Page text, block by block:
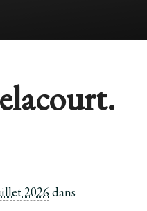
2026dans